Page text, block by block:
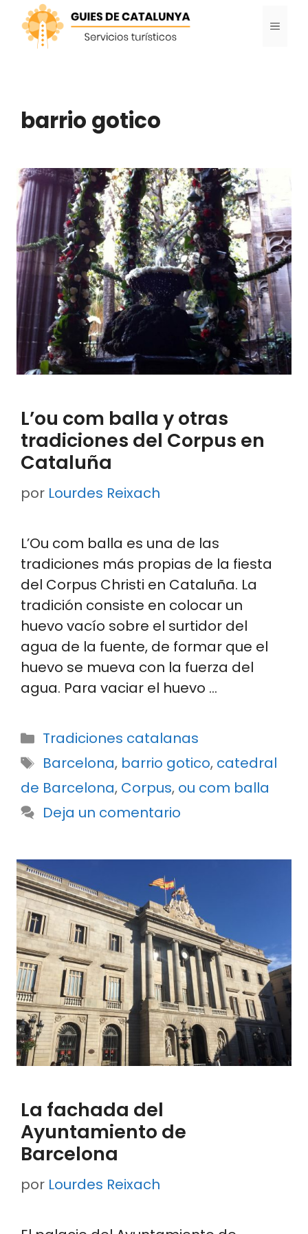
Saltar
contenido
MENÚ
barrio gotico
L’ou com balla y otras
tradiciones del Corpus en
Cataluña
por Lourdes Reixach
L’Ou com balla es una de las
tradiciones más propias de la fiesta
del Corpus Christi en Cataluña. La
tradición consiste en colocar un
huevo vacío sobre el surtidor del
agua de la fuente, de formar que el
huevo se mueva con la fuerza del
agua. Para vaciar el huevo …
Categorías
Tradiciones catalanas
Etiquetas
Barcelona, barrio gotico, catedral
de Barcelona, Corpus, ou com balla
Deja un comentario
La fachada del
Ayuntamiento de
Barcelona
por Lourdes Reixach